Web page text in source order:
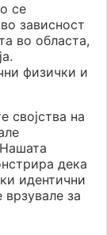
се
зависност
во областа,
физички и
својства на
дека
идентични
за